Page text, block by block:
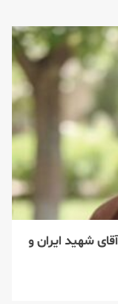
شهید ایران و